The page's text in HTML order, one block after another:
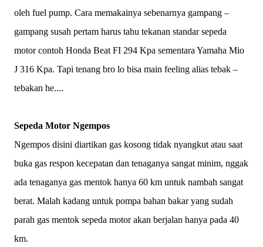
oleh fuel pump. Cara memakainya sebenarnya gampang –
gampang susah pertam harus tahu tekanan standar sepeda
motor contoh Honda Beat FI 294 Kpa sementara Yamaha Mio
J 316 Kpa. Tapi tenang bro lo bisa main feeling alias tebak –
tebakan he....
Sepeda Motor Ngempos
Ngempos disini diartikan gas kosong tidak nyangkut atau saat
buka gas respon kecepatan dan tenaganya sangat minim, nggak
ada tenaganya gas mentok hanya 60 km untuk nambah sangat
berat. Malah kadang untuk pompa bahan bakar yang sudah
parah gas mentok sepeda motor akan berjalan hanya pada 40
km.